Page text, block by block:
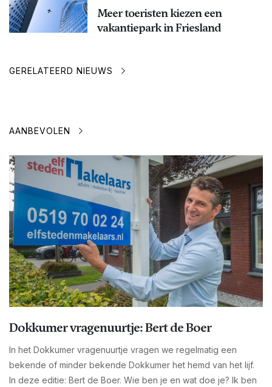
Meer toeristen kiezen een
vakantiepark in Friesland
GERELATEERD NIEUWS
AANBEVOLEN
Dokkumer vragenuurtje: Bert de Boer
In het Dokkumer vragenuurtje vragen we regelmatig een
bekende of minder bekende Dokkumer het hemd van het lijf.
In deze editie: Bert de Boer. Wie ben je en wat doe je? Ik ben